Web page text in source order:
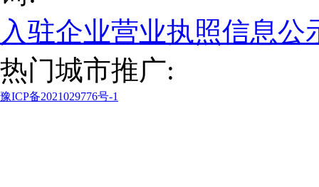
入驻企业营业执照信息公
热门城市推广:
豫ICP备2021029776号-1